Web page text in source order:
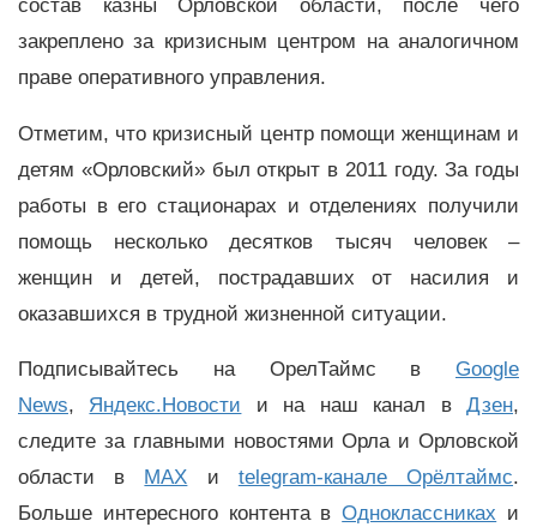
состав казны Орловской области, после чего
закреплено за кризисным центром на аналогичном
праве оперативного управления.
Отметим, что кризисный центр помощи женщинам и
детям «Орловский» был открыт в 2011 году. За годы
работы в его стационарах и отделениях получили
помощь несколько десятков тысяч человек –
женщин и детей, пострадавших от насилия и
оказавшихся в трудной жизненной ситуации.
Подписывайтесь на ОрелТаймс в Google
News, Яндекс.Новости и на наш канал вДзен,
следите за главными новостями Орла и Орловской
области в MAX и telegram-канале Орёлтаймс.
Больше интересного контента вОдноклассниках и